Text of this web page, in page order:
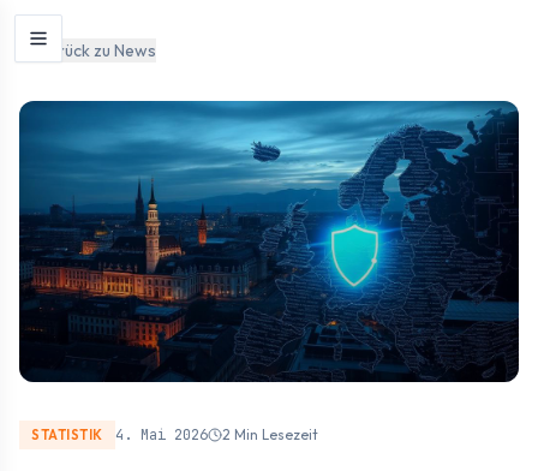
Zum Inhalt springen
Zurück zu News
STATISTIK 4. Mai 2026 2 Min Lesezeit